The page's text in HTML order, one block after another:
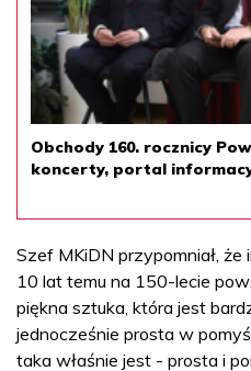
Obchody 160. rocznicy
koncerty, portal
Szef MKiDN przypomniał,
10 lat temu na 150-lecie
piękna sztuka, która jest
jednocześnie prosta w
taka właśnie jest - prosta i